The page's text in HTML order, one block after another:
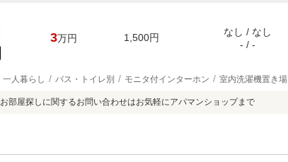
3万円 1,500円
なし / なし
- / -
一人暮らし バス・トイレ別 モニタ付インターホン 室内洗濯機置き場
お部屋探しに関するお問い合わせはお気軽にアパマンショップまで